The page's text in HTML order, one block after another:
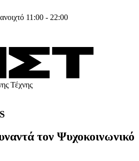
11:00 - 22:00
Τέχνης
τον Ψυχοκοινωνικό